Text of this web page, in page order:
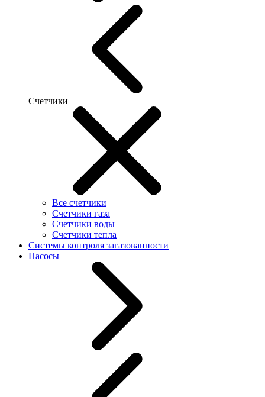
Счетчики
Все счетчики
Счетчики газа
Счетчики воды
Счетчики тепла
Системы контроля загазованности
Насосы